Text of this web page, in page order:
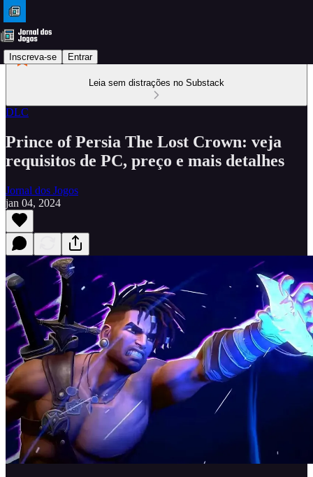
Inscreva-se Entrar
Leia sem distrações no Substack
DLC
Prince of Persia The Lost Crown: veja
requisitos de PC, preço e mais detalhes
Jornal dos Jogos
jan 04, 2024